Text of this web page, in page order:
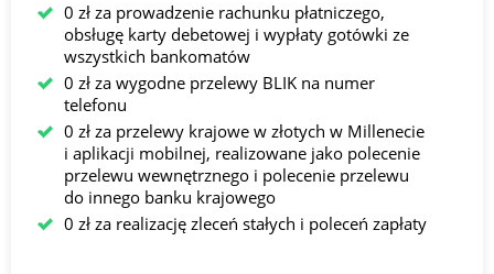
0 zł za prowadzenie rachunku płatniczego,
obsługę karty debetowej i wypłaty gotówki ze
wszystkich bankomatów
0 zł za wygodne przelewy BLIK na numer
telefonu
0 zł za przelewy krajowe w złotych w Millenecie
i aplikacji mobilnej, realizowane jako polecenie
przelewu wewnętrznego i polecenie przelewu
do innego banku krajowego
0 zł za realizację zleceń stałych i poleceń zapłaty